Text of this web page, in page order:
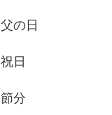
父の日
祝日
節分